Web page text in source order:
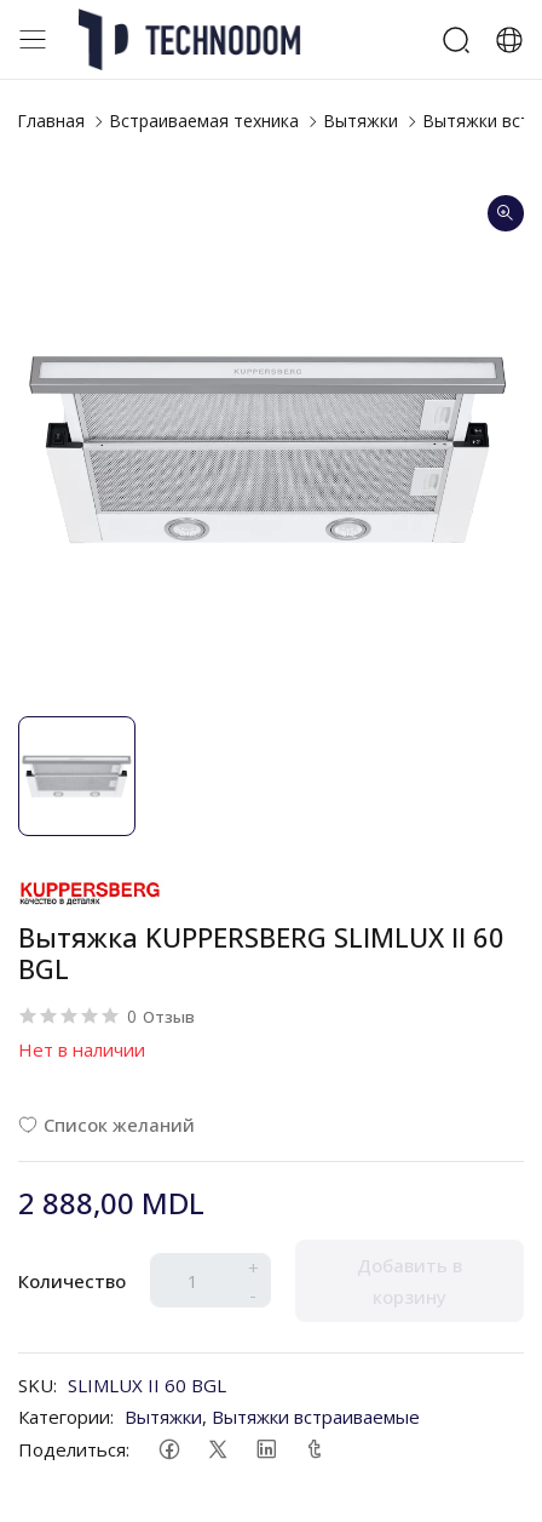
Главная Встраиваемая техника Вытяжки Вытяжки
Вытяжка KUPPERSBERG SLIMLUX II 60
BGL
0 Отзыв
Нет в наличии
Список желаний
2 888,00 MDL
Количество
+
-
Добавить в
корзину
SKU: SLIMLUX II 60 BGL
Категории: Вытяжки, Вытяжки встраиваемые
Поделиться: